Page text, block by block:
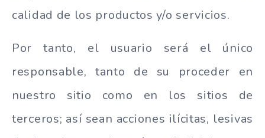
calidad de los productos y/o servicios.
Por tanto, el usuario será el único
responsable, tanto de su proceder en
nuestro sitio como en los sitios de
terceros; así sean acciones ilícitas, lesivas